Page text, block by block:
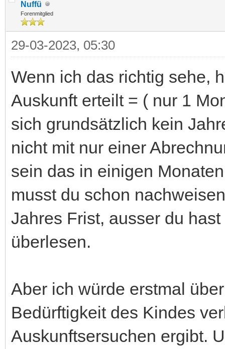
Nuffü
Forenmitglied
29-03-2023, 05:30
Wenn ich das richtig sehe,
Auskunft erteilt = ( nur 1
sich grundsätzlich kein
nicht mit nur einer
sein das in einigen
musst du schon
Jahres Frist, ausser du
überlesen.
Aber ich würde erstmal
Bedürftigkeit des Kindes
Auskunftsersuchen ergibt.